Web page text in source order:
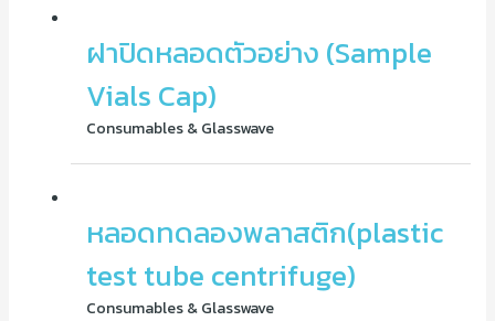
ฝาปิดหลอดตัวอย่าง (Sample
Vials Cap)
Consumables & Glasswave
หลอดทดลองพลาสติก(plastic
test tube centrifuge)
Consumables & Glasswave